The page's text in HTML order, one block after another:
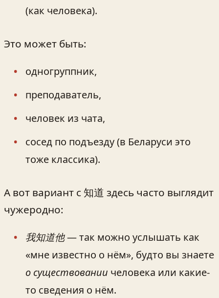
(как человека).
Это может быть:
одногруппник,
преподаватель,
человек из чата,
сосед по подъезду (в Беларуси это
тоже классика).
А вот вариант с 知道 здесь часто выглядит
чужеродно:
我知道他— так можно услышать как
«мне известно о нём», будто вы знаете
о существовании человека или какие-
то сведения о нём.